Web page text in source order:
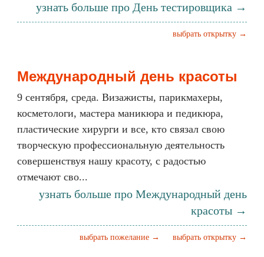
узнать больше про День тестировщика →
выбрать открытку →
Международный день красоты
9 сентября, среда. Визажисты, парикмахеры,
косметологи, мастера маникюра и педикюра,
пластические хирурги и все, кто связал свою
творческую профессиональную деятельность
совершенствуя нашу красоту, с радостью
отмечают сво...
узнать больше про Международный день
красоты →
выбрать открытку →
выбрать пожелание →